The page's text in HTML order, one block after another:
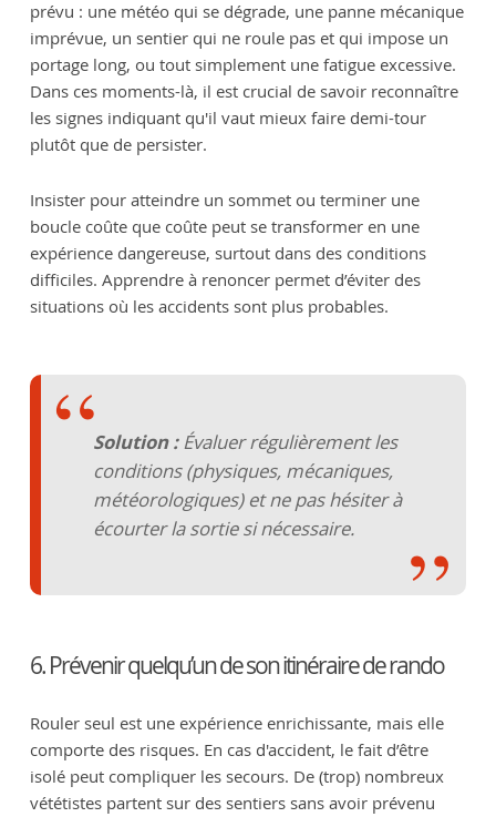
prévu : une météo qui se dégrade, une panne mécanique
imprévue, un sentier qui ne roule pas et qui impose un
portage long, ou tout simplement une fatigue excessive.
Dans ces moments-là, il est crucial de savoir reconnaître
les signes indiquant qu'il vaut mieux faire demi-tour
plutôt que de persister.
Insister pour atteindre un sommet ou terminer une
boucle coûte que coûte peut se transformer en une
expérience dangereuse, surtout dans des conditions
difficiles. Apprendre à renoncer permet d’éviter des
situations où les accidents sont plus probables.
Solution :Évaluer régulièrement les
conditions (physiques, mécaniques,
météorologiques) et ne pas hésiter à
écourter la sortie si nécessaire.
6. Prévenir quelqu’un de son itinéraire de rando
Rouler seul est une expérience enrichissante, mais elle
comporte des risques. En cas d'accident, le fait d’être
isolé peut compliquer les secours. De (trop) nombreux
vététistes partent sur des sentiers sans avoir prévenu